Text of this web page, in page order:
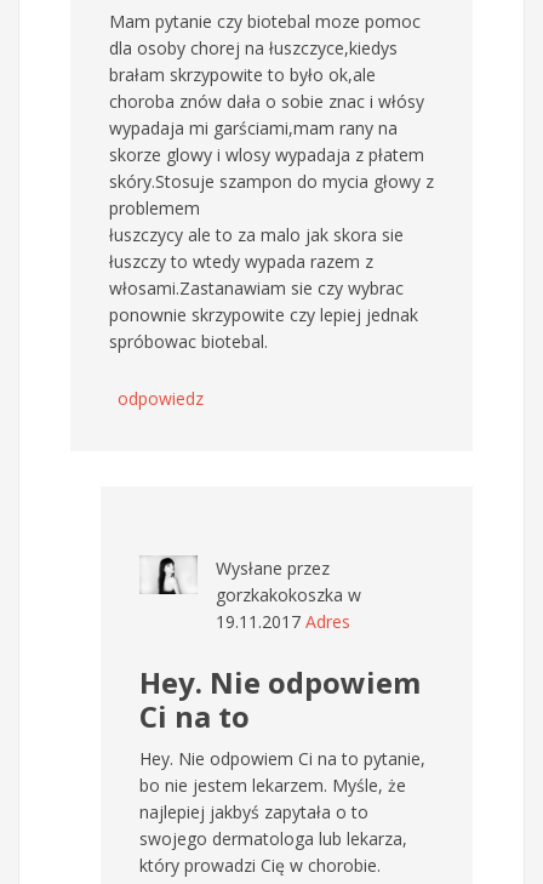
Mam pytanie czy biotebal moze pomoc
dla osoby chorej na łuszczyce,kiedys
brałam skrzypowite to było ok,ale
choroba znów dała o sobie znac i włósy
wypadaja mi garściami,mam rany na
skorze glowy i wlosy wypadaja z płatem
skóry.Stosuje szampon do mycia głowy z
problemem
łuszczycy ale to za malo jak skora sie
łuszczy to wtedy wypada razem z
włosami.Zastanawiam sie czy wybrac
ponownie skrzypowite czy lepiej jednak
spróbowac biotebal.
odpowiedz
Wysłane przez
gorzkakokoszka w
19.11.2017 Adres
Hey. Nie odpowiem
Ci na to
Hey. Nie odpowiem Ci na to pytanie,
bo nie jestem lekarzem. Myśle, że
najlepiej jakbyś zapytała o to
swojego dermatologa lub lekarza,
który prowadzi Cię w chorobie.